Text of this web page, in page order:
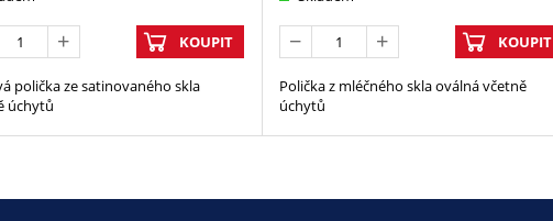
KOUPIT
polička ze satinovaného skla
úchytů
KOUPIT
Polička z mléčného skla oválná včetně
úchytů